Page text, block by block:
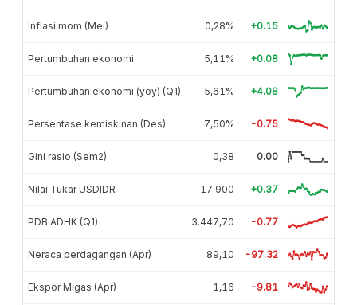
Inflasi mom (Mei) 0,28% +0.15
Pertumbuhan ekonomi 5,11% +0.08
Pertumbuhan ekonomi (yoy) (Q1) 5,61% +4.08
Persentase kemiskinan (Des) 7,50% -0.75
Gini rasio (Sem2) 0,38 0.00
Nilai Tukar USDIDR 17.900 +0.37
PDB ADHK (Q1) 3.447,70 -0.77
Neraca perdagangan (Apr) 89,10 -97.32
Ekspor Migas (Apr) 1,16 -9.81